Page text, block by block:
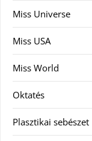
Miss Universe
Miss USA
Miss World
Oktatés
Plasztikai sebészet